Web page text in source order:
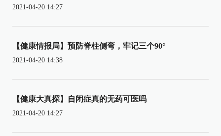
2021-04-20 14:27
【健康情报局】预防脊柱侧弯，牢记三个90°
2021-04-20 14:38
【健康大真探】自闭症真的无药可医吗
2021-04-20 14:27